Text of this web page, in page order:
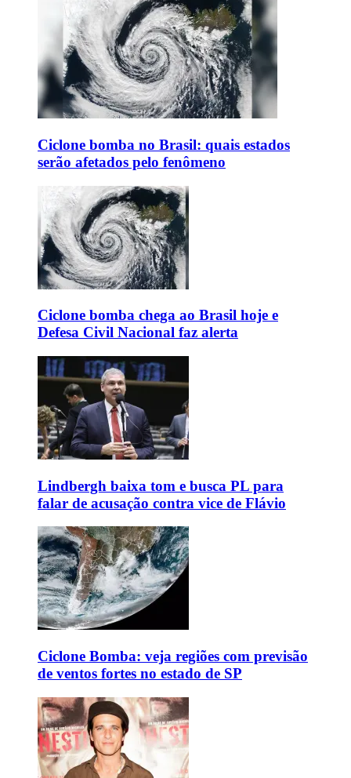
Ciclone bomba no Brasil: quais estados
serão afetados pelo fenômeno
Ciclone bomba chega ao Brasil hoje e
Defesa Civil Nacional faz alerta
Lindbergh baixa tom e busca PL para
falar de acusação contra vice de Flávio
Ciclone Bomba: veja regiões com previsão
de ventos fortes no estado de SP